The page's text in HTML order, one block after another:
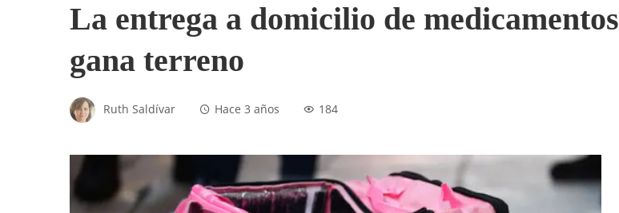
La entrega a domicilio de medicamentos
gana terreno
Ruth Saldívar Hace 3 años 184